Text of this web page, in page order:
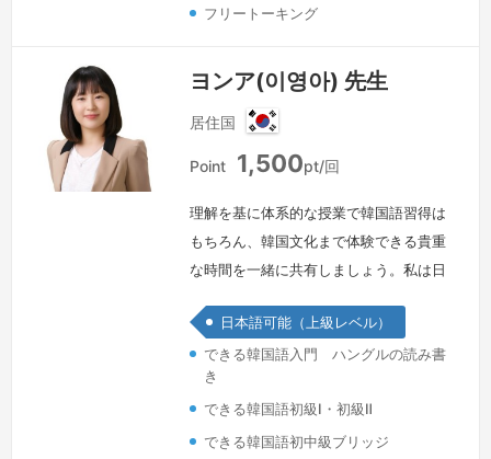
フリートーキング
ヨンア(이영아) 先生
居住国
韓
国
Point 1,500pt/回
理解を基に体系的な授業で韓国語習得は
もちろん、韓国文化まで体験できる貴重
な時間を一緒に共有しましょう。私は日
知識や日本文化など、様々な分野におい
て勉強しました。大学院を卒業してから
は新大阪語学院の韓国語講師として働き
始め、できる韓国語初級Ⅰ・Ⅱ会話トレー
ニングの動画制作、韓国語スピーチコン
日本語可能（上級レベル）
できる韓国語入門 ハングルの読み書
き
できる韓国語初級Ⅰ・初級Ⅱ
できる韓国語初中級ブリッジ